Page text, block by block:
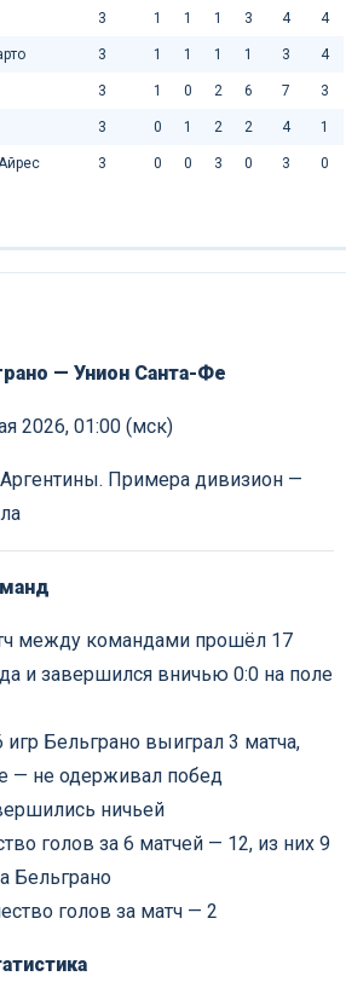
3 1 1 1 3 4 4
3 1 1 1 1 3 4
3 1 0 2 6 7 3
3 0 1 2 2 4 1
3 0 0 3 0 3 0
— Унион Санта-Фе
2026, 01:00 (мск)
Примера дивизион —
между командами прошёл 17
и завершился вничью 0:0 на поле
игр Бельграно выиграл 3 матча,
— не одерживал побед
ничьей
голов за 6 матчей — 12, из них 9
Бельграно
голов за матч — 2